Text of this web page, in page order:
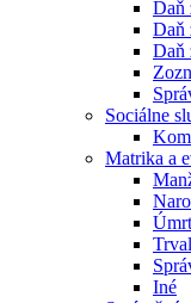
Daň
Daň
Daň
Sociálne
Matrika a
Iné